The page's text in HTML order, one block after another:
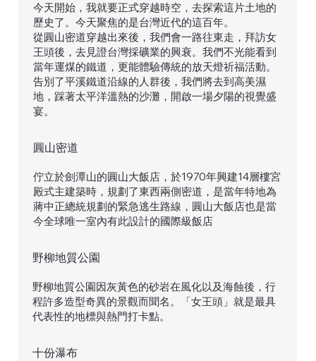
​今天開始，我就要正式穿越時空，去探索這片土地的
歷史了。今天聚焦的是台灣近代的這百年。
從圓山密道穿越出來後，我們會一路往東走，拜訪女
王頭後，去見證台灣採礦業的興衰。我們不光能看到
當年運煤的鐵道，更能體驗傳統的放天燈祈福活動。
告別了平溪鐵道沿線的人群後，我們將去到高美濕
地，踩著太平洋溫熱的沙灘，開啟一場夕陽的視覺盛
宴。
佇立於劍潭山的圓山大飯店，於1970年興建14層樓宮
殿式主建築時，規劃了東西兩側密道，是當年特地為
蔣中正總統規劃的緊急逃生路線，圓山大飯店也是當
今全球唯一室內有此設計的國際級飯店
圓山密道
野柳地質公園因灰黃色的砂岩在風化以及海蝕後，行
程許多造型奇異的景觀而聞名。「女王頭」就是最具
代表性的地標與熱門打卡點。
野柳地質公園
​十份瀑布